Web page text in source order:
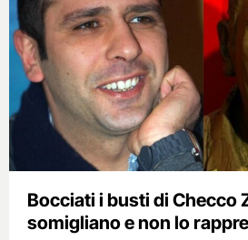
Bocciati i busti di Checco
somigliano e non lo